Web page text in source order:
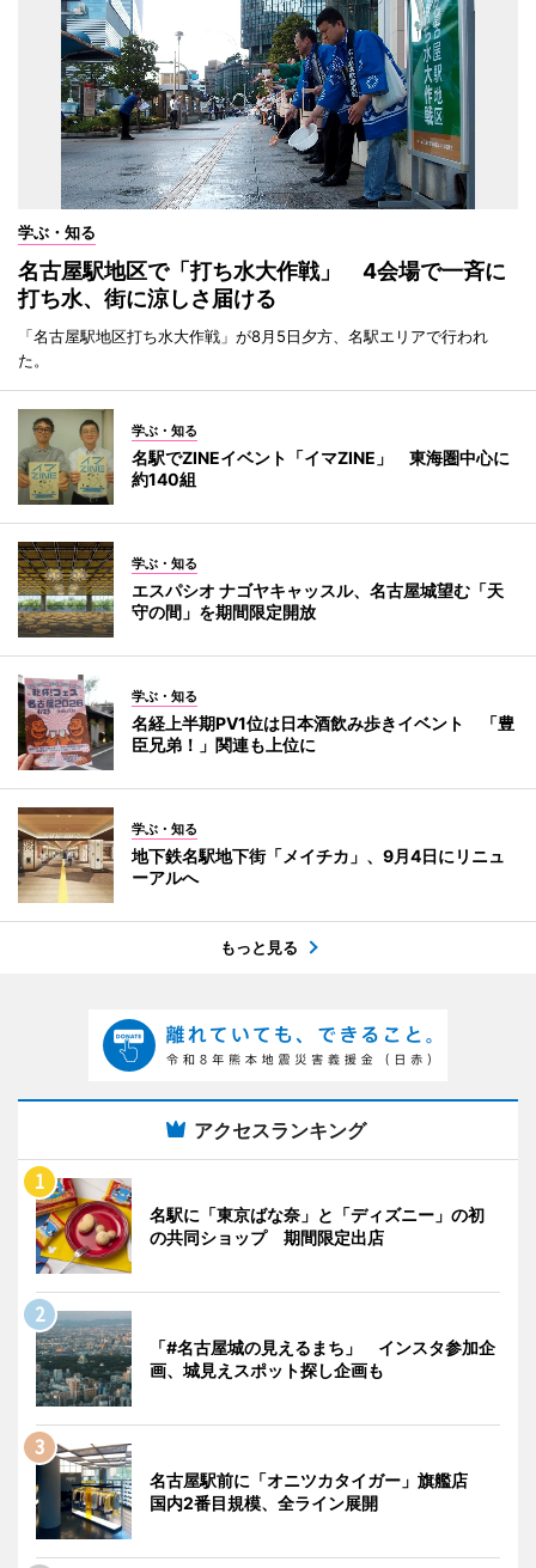
学ぶ・知る
名古屋駅地区で「打ち水大作戦」 4会場で一斉に
打ち水、街に涼しさ届ける
「名古屋駅地区打ち水大作戦」が8月5日夕方、名駅エリアで行われ
た。
学ぶ・知る
名駅でZINEイベント「イマZINE」 東海圏中心に
約140組
学ぶ・知る
エスパシオ ナゴヤキャッスル、名古屋城望む「天
守の間」を期間限定開放
学ぶ・知る
名経上半期PV1位は日本酒飲み歩きイベント 「豊
臣兄弟！」関連も上位に
学ぶ・知る
地下鉄名駅地下街「メイチカ」、9月4日にリニュ
ーアルへ
もっと見る
アクセスランキング
名駅に「東京ばな奈」と「ディズニー」の初
の共同ショップ 期間限定出店
「#名古屋城の見えるまち」 インスタ参加企
画、城見えスポット探し企画も
名古屋駅前に「オニツカタイガー」旗艦店
国内2番目規模、全ライン展開